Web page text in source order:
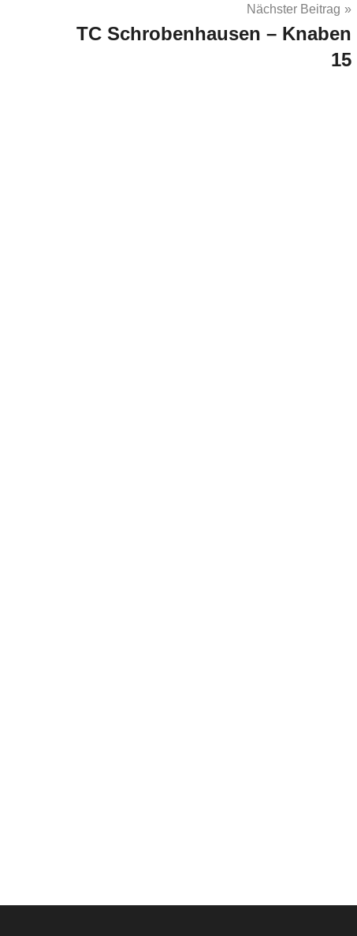
Nächster Beitrag
TC Schrobenhausen – Knaben
15